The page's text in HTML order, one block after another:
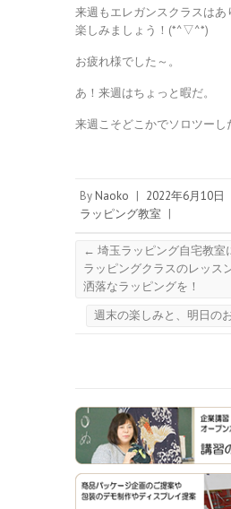
来週もエレガンスクラスはあ
楽しみましょう！(*^▽^*)
お疲れ様でした～。
あ！来週はちょっと暇だ。
来週こそどこかでソロツーし
By Naoko 2022年6月10日
ラッピング教室
← 埼玉ラッピング自宅教室
ラッピングクラスのレッス
洒落なラッピングを！
週末の楽しみと、明日の